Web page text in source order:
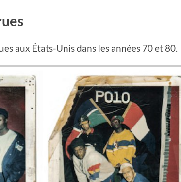
aux États-Unis dans les années 70 et 80.